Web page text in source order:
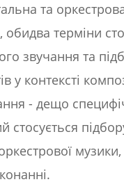
та
обидва терміни
звучання та
у контексті
- дещо
стосується